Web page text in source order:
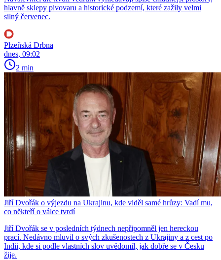
hlavně sklepy pivovaru a historické podzemí, které zažily velmi
silný červenec.
Plzeňská Drbna
dnes, 09:02
2 min
Jiří Dvořák o výjezdu na Ukrajinu, kde viděl samé hrůzy: Vadí mu,
co někteří o válce tvrdí
Jiří Dvořák se v posledních týdnech nepřipomněl jen hereckou
prací. Nedávno mluvil o svých zkušenostech z Ukrajiny a z cest po
Indii, kde si podle vlastních slov uvědomil, jak dobře se v Česku
žije.